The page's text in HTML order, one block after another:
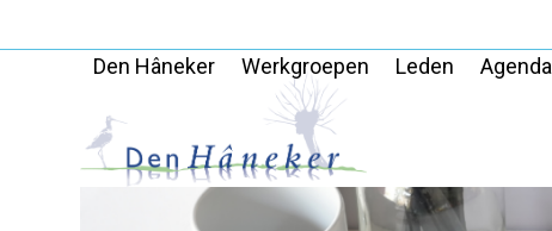
Den Hâneker Werkgroepen Leden Agenda